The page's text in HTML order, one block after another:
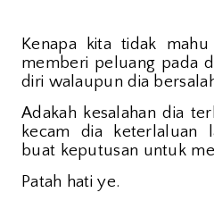
Kenapa kita tidak
memberi peluang pada
diri walaupun dia
Adakah kesalahan dia
kecam dia keterlaluan
buat keputusan untuk
Patah hati ye.